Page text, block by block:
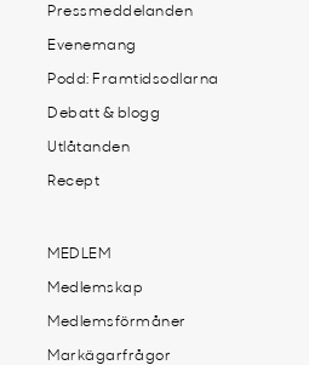
Pressmeddelanden
Evenemang
Podd: Framtidsodlarna
Debatt & blogg
Utlåtanden
Recept
MEDLEM
Medlemskap
Medlemsförmåner
Markägarfrågor